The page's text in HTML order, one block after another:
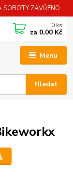
ZAVŘENO.
Menu
Hledat
0 ks
za 0,00 Kč